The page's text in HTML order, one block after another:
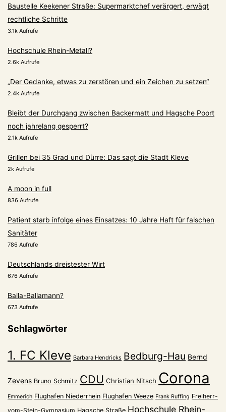
Baustelle Keekener Straße: Supermarktchef verärgert, erwägt
rechtliche Schritte
3.1k Aufrufe
Hochschule Rhein-Metall?
2.6k Aufrufe
„Der Gedanke, etwas zu zerstören und ein Zeichen zu setzen“
2.4k Aufrufe
Bleibt der Durchgang zwischen Backermatt und Hagsche Poort
noch jahrelang gesperrt?
2.1k Aufrufe
Grillen bei 35 Grad und Dürre: Das sagt die Stadt Kleve
2k Aufrufe
A moon in full
836 Aufrufe
Patient starb infolge eines Einsatzes: 10 Jahre Haft für falschen
Sanitäter
786 Aufrufe
Deutschlands dreistester Wirt
676 Aufrufe
Balla-Ballamann?
673 Aufrufe
Schlagwörter
1. FC Kleve Barbara Hendricks Bedburg-Hau Bernd
Zevens Bruno Schmitz CDU Christian Nitsch Corona
Emmerich Flughafen Niederrhein Flughafen Weeze Frank Ruffing Freiherr-
vom-Stein-Gymnasium Hagsche Straße Hochschule Rhein-